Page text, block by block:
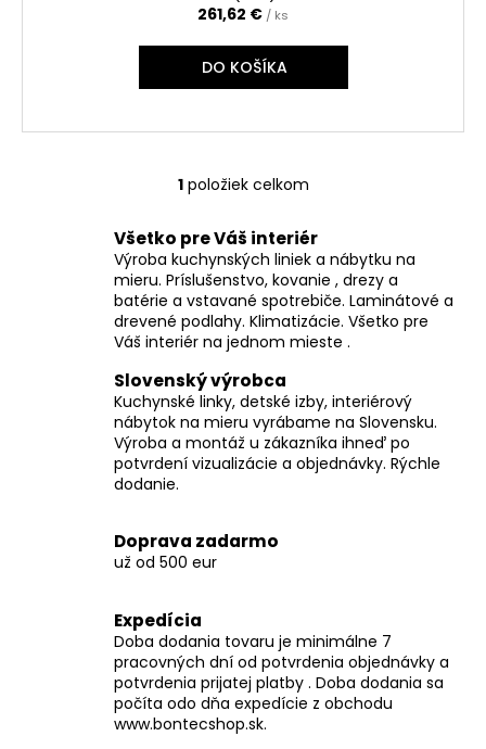
261,62 € / ks
DO KOŠÍKA
O
l
á
d
a
c
e
p
r
v
v
ý
u
1položiek celkom
Všetko pre Váš interiér
Výroba kuchynských liniek a nábytku na
mieru. Príslušenstvo, kovanie , drezy a
batérie a vstavané spotrebiče. Laminátové a
drevené podlahy. Klimatizácie. Všetko pre
Váš interiér na jednom mieste .
Slovenský výrobca
Kuchynské linky, detské izby, interiérový
nábytok na mieru vyrábame na Slovensku.
Výroba a montáž u zákazníka ihneď po
potvrdení vizualizácie a objednávky. Rýchle
dodanie.
Doprava zadarmo
už od 500 eur
Expedícia
Doba dodania tovaru je minimálne 7
pracovných dní od potvrdenia objednávky a
potvrdenia prijatej platby . Doba dodania sa
počíta odo dňa expedície z obchodu
www.bontecshop.sk.